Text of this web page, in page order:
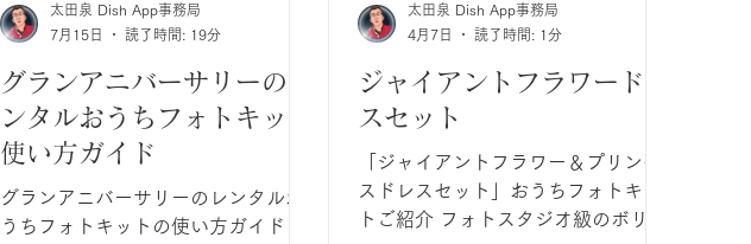
グランアニバーサリーのレ
ンタルおうちフォトキット
使い方ガイド
グランアニバーサリーのレンタルお
うちフォトキットの使い方ガイド で
太田泉 Dish App事務局
7月15日
読了時間: 19分
ジャイアントフラワードレ
スセット
「ジャイアントフラワー＆プリンセ
スドレスセット」おうちフォトキッ
トご紹介 フォトスタジオ級のボリュ
太田泉 Dish App事務局
4月7日
読了時間: 1分